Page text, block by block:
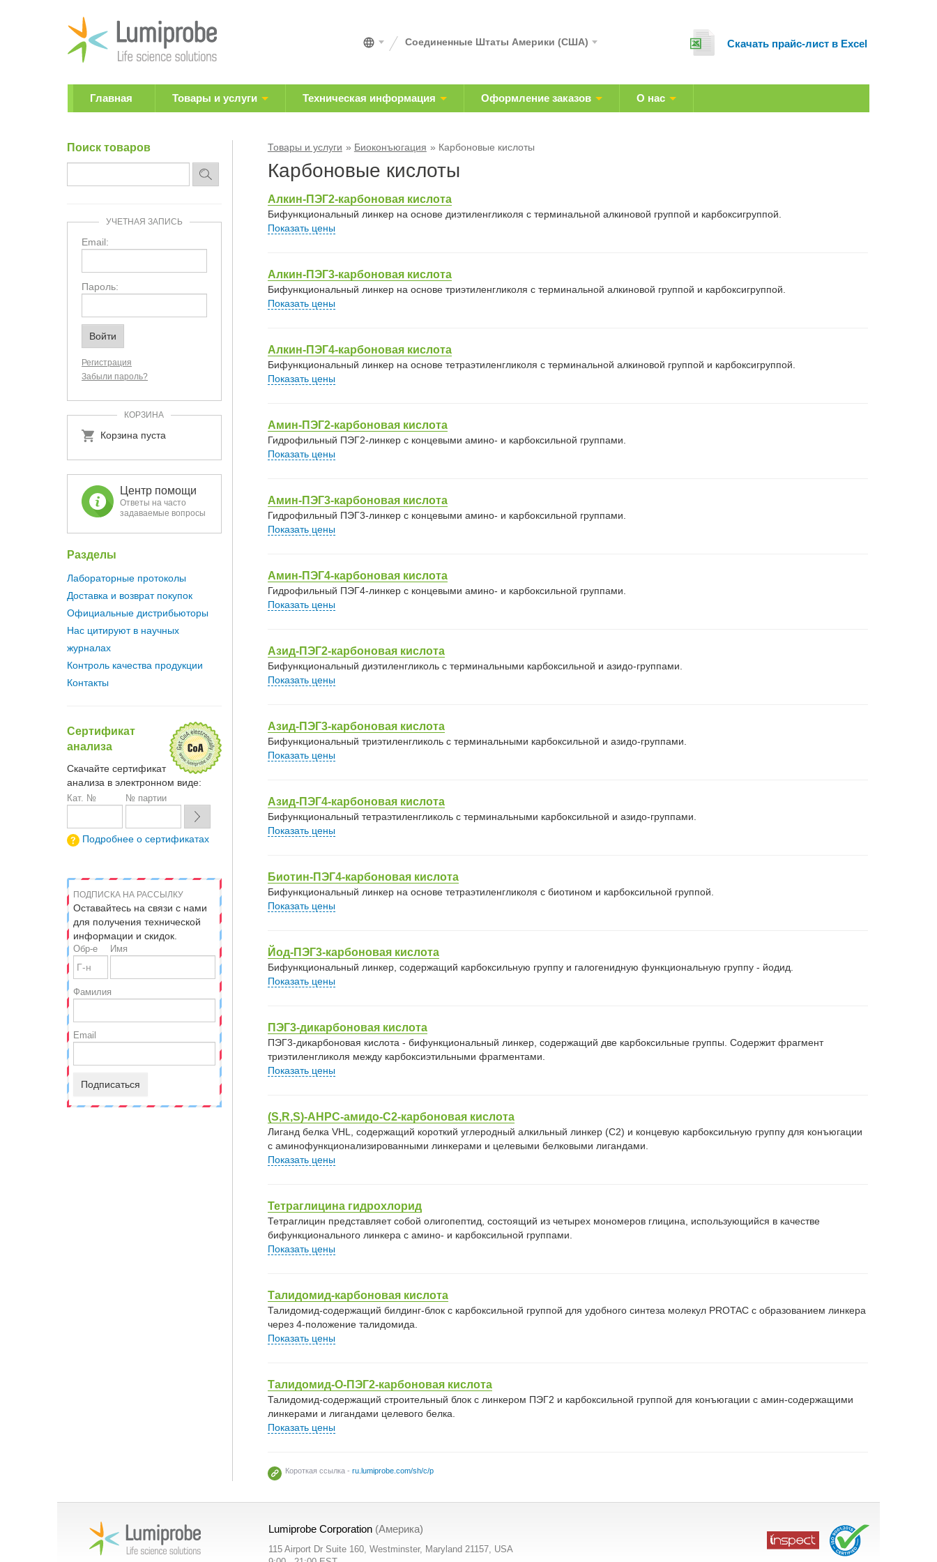
Cкачать прайс-лист в Excel
Соединенные Штаты Америки (США)
Главная Товары и услуги Техническая информация Оформление заказов О нас
Товары и услуги Биоконъюгация Карбоновые кислоты
Карбоновые кислоты
Алкин-ПЭГ2-карбоновая кислота
Бифункциональный линкер на основе диэтиленгликоля с терминальной алкиновой группой и карбоксигруппой.
Показать цены
Алкин-ПЭГ3-карбоновая кислота
Бифункциональный линкер на основе триэтиленгликоля с терминальной алкиновой группой и карбоксигруппой.
Показать цены
Алкин-ПЭГ4-карбоновая кислота
Бифункциональный линкер на основе тетраэтиленгликоля с терминальной алкиновой группой и карбоксигруппой.
Показать цены
Амин-ПЭГ2-карбоновая кислота
Гидрофильный ПЭГ2-линкер с концевыми амино- и карбоксильной группами.
Показать цены
Амин-ПЭГ3-карбоновая кислота
Гидрофильный ПЭГ3-линкер с концевыми амино- и карбоксильной группами.
Показать цены
Амин-ПЭГ4-карбоновая кислота
Гидрофильный ПЭГ4-линкер с концевыми амино- и карбоксильной группами.
Показать цены
Азид-ПЭГ2-карбоновая кислота
Бифункциональный диэтиленгликоль с терминальными карбоксильной и азидо-группами.
Показать цены
Азид-ПЭГ3-карбоновая кислота
Бифункциональный триэтиленгликоль с терминальными карбоксильной и азидо-группами.
Показать цены
Азид-ПЭГ4-карбоновая кислота
Бифункциональный тетраэтиленгликоль с терминальными карбоксильной и азидо-группами.
Показать цены
Биотин-ПЭГ4-карбоновая кислота
Бифункциональный линкер на основе тетраэтиленгликоля с биотином и карбоксильной группой.
Показать цены
Йод-ПЭГ3-карбоновая кислота
Бифункциональный линкер, содержащий карбоксильную группу и галогенидную функциональную группу - йодид.
Показать цены
ПЭГ3-дикарбоновая кислота
ПЭГ3-дикарбоновая кислота - бифункциональный линкер, содержащий две карбоксильные группы. Содержит фрагмент
триэтиленгликоля между карбоксиэтильными фрагментами.
Показать цены
(S,R,S)-AHPC-амидо-C2-карбоновая кислота
Лиганд белка VHL, содержащий короткий углеродный алкильный линкер (C2) и концевую карбоксильную группу для конъюгации
с аминофункционализированными линкерами и целевыми белковыми лигандами.
Показать цены
Тетраглицина гидрохлорид
Тетраглицин представляет собой олигопептид, состоящий из четырех мономеров глицина, использующийся в качестве
бифункционального линкера c амино- и карбоксильной группами.
Показать цены
Талидомид-карбоновая кислота
Талидомид-содержащий билдинг-блок с карбоксильной группой для удобного синтеза молекул PROTAC с образованием линкера
через 4-положение талидомида.
Показать цены
Талидомид-O-ПЭГ2-карбоновая кислота
Талидомид-содержащий строительный блок с линкером ПЭГ2 и карбоксильной группой для конъюгации с амин-содержащими
линкерами и лигандами целевого белка.
Показать цены
Короткая ссылка - ru.lumiprobe.com/sh/c/p
Поиск товаров
УЧЕТНАЯ ЗАПИСЬ
Email:
Пароль:
Регистрация
Забыли пароль?
КОРЗИНА
Корзина пуста
Центр помощи
Ответы на часто
задаваемые вопросы
Разделы
Лабораторные протоколы
Доставка и возврат покупок
Официальные дистрибьюторы
Нас цитируют в научных
журналах
Контроль качества продукции
Контакты
Сертификат
анализа
Скачайте сертификат
анализа в электронном виде:
Кат. № № партии
Подробнее о сертификатах
ПОДПИСКА НА РАССЫЛКУ
Оставайтесь на связи с нами
для получения технической
информации и скидок.
Обр-е Имя
Фамилия
Email
Подписаться
Lumiprobe Corporation (Америка)
115 Airport Dr Suite 160, Westminster, Maryland 21157, USA